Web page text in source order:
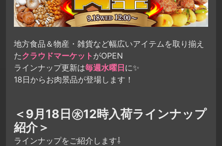
地方食品＆物産・雑貨など幅広いアイテムを取り揃え
たクラウドマーケット がOPEN
ラインナップ更新は毎週水曜日に✨
18日からお肉景品が登場します！
＜9月18日㊌12時入荷ラインナップ
紹介＞
ラインナップをご紹介します⇩